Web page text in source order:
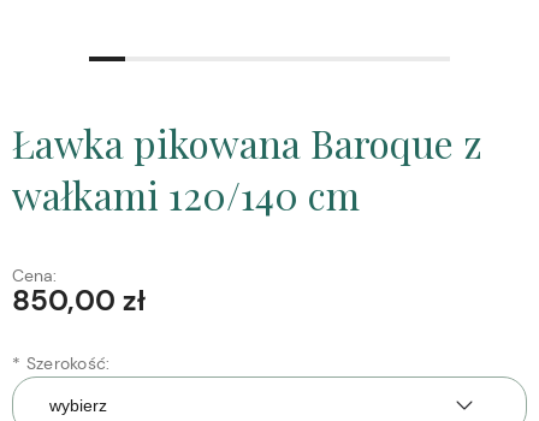
Ławka pikowana Baroque z
wałkami 120/140 cm
Cena:
850,00 zł
* Szerokość: